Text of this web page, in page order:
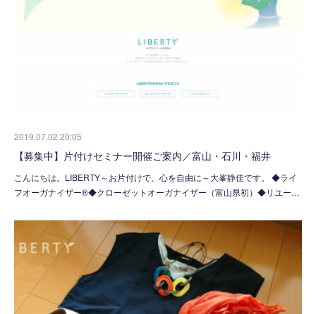
2019.07.02 20:05
【募集中】片付けセミナー開催ご案内／富山・石川・福井
こんにちは。LIBERTY～お片付けで、心を自由に～大峯静佳です。 ◆ライ
フオーガナイザー®◆クローゼットオーガナイザー（富山県初）◆リユー…